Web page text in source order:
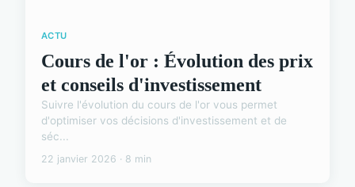
ACTU
Cours de l'or : Évolution des prix
et conseils d'investissement
Suivre l'évolution du cours de l'or vous permet
d'optimiser vos décisions d'investissement et de
séc...
22 janvier 2026 · 8 min